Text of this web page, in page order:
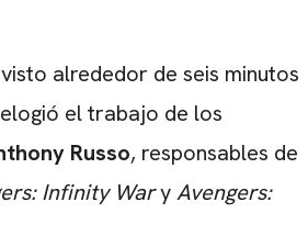
alrededor de seis minutos
el trabajo de los
Russo, responsables de
Infinity WaryAvengers: